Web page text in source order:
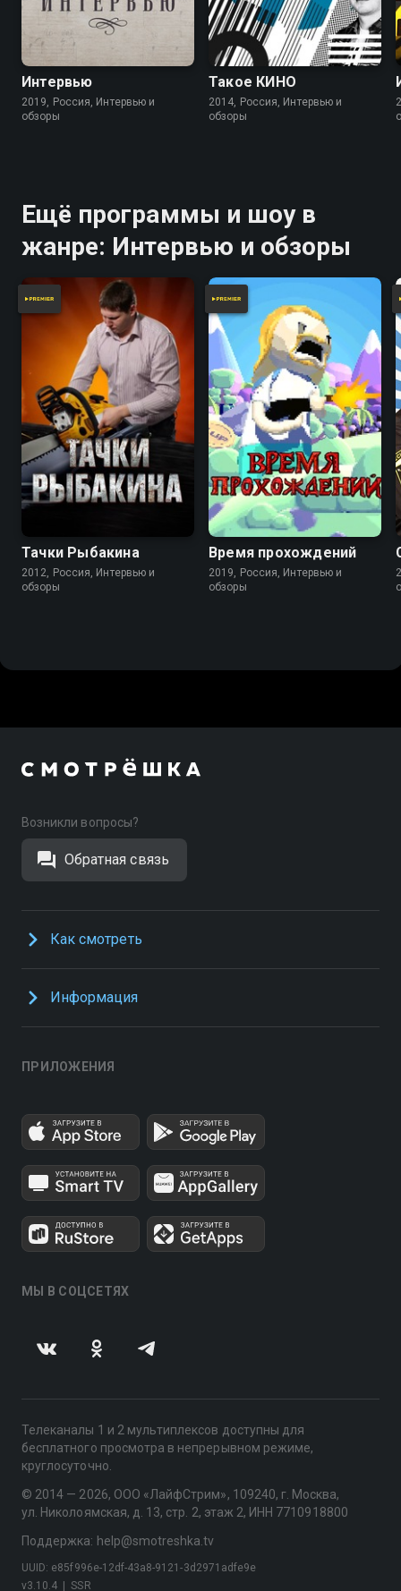
Интервью
2019, Россия, Интервью и
обзоры
Такое КИНО
2014, Россия, Интервью и
обзоры
Ещё программы и шоу в
жанре: Интервью и обзоры
Тачки Рыбакина
2012, Россия, Интервью и
обзоры
Время прохождений
2019, Россия, Интервью и
обзоры
Возникли вопросы?
Обратная связь
Как смотреть
Информация
ПРИЛОЖЕНИЯ
МЫ В СОЦСЕТЯХ
Телеканалы 1 и 2 мультиплексов доступны для
бесплатного просмотра в непрерывном режиме,
круглосуточно.
© 2014 — 2026, ООО «ЛайфСтрим», 109240, г. Москва,
ул. Николоямская, д. 13, стр. 2, этаж 2, ИНН 7710918800
Поддержка: help@smotreshka.tv
v3.10.4 SSR
UUID: e85f996e-12df-43a8-9121-3d2971adfe9e